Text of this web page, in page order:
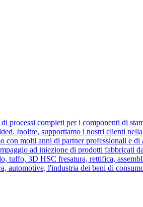
completi per i componenti di
Inoltre, supportiamo i nostri clienti
molti anni di partner professionali e di
ad iniezione di prodotti fabbricati
3D HSC fresatura, rettifica,
automotive, l'industria dei beni di